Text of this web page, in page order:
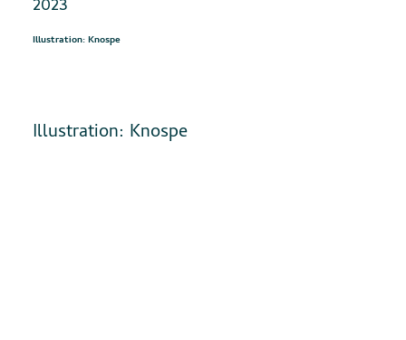
Illustration: Knospe
2023
Illustration: Knospe